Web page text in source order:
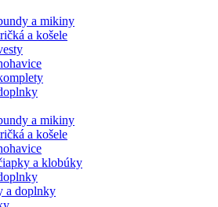
a mikiny
a košele
a mikiny
a košele
a klobúky
a doplnky